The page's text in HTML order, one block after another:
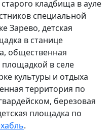
кладбища в ауле
специальной
Зарево, детская
в станице
общественная
в селе
культуры и отдыха
территория по
березовая
площадка по
.